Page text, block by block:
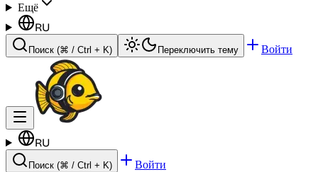
Ещё
RU
Поиск (⌘ / Ctrl + K) Переключить тему Войти
RU
Поиск (⌘ / Ctrl + K)
Войти